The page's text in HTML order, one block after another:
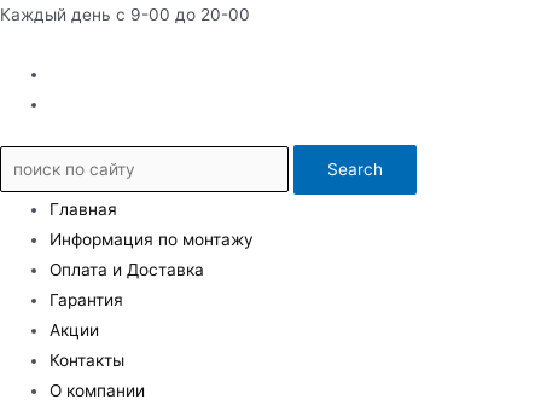
Каждый день с 9-00 до 20-00
Search
Главная
Информация по монтажу
Оплата и Доставка
Гарантия
Акции
Контакты
О компании